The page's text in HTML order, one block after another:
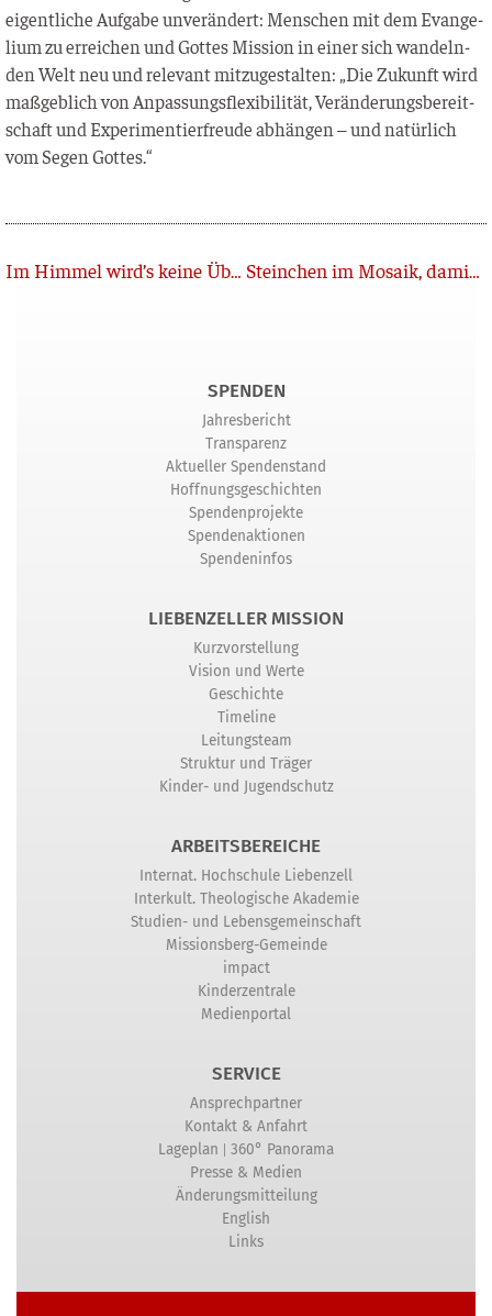
eigent­li­che Auf­ga­be unver­än­dert: Men­schen mit dem Evan­ge­
li­um zu errei­chen und Got­tes Mis­si­on in einer sich wan­deln­
den Welt neu und rele­vant mit­zu­ge­stal­ten: „Die Zukunft wird
maß­geb­lich von Anpas­sungs­fle­xi­bi­li­tät, Ver­än­de­rungs­be­reit­
schaft und Expe­ri­men­tier­freu­de abhän­gen – und natür­lich
vom Segen Gottes.“
Zurück Im Himmel wird’s keine Übersetzung mehr brauchen Steinchen im Mosaik, damit Menschen Jesus finden
SPENDEN
Jahresbericht
Transparenz
Aktueller Spendenstand
Hoffnungsgeschichten
Spendenprojekte
Spendenaktionen
Spendeninfos
LIEBENZELLER MISSION
Kurzvorstellung
Vision und Werte
Geschichte
Timeline
Leitungsteam
Struktur und Träger
Kinder- und Jugendschutz
ARBEITSBEREICHE
Internat. Hochschule Liebenzell
Interkult. Theologische Akademie
Studien- und Lebensgemeinschaft
Missionsberg-Gemeinde
impact
Kinderzentrale
Medienportal
SERVICE
Ansprechpartner
Kontakt & Anfahrt
Lageplan | 360° Panorama
Presse & Medien
Änderungsmitteilung
English
Links